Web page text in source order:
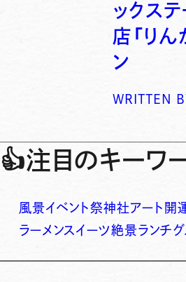
ックス
店「りん
ン
WRITTEN
👍注目のキーワ
風景イベント祭神社アート 開
ラーメンスイーツ絶景ランチ